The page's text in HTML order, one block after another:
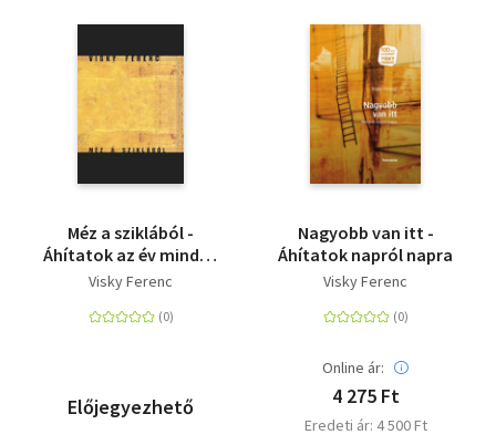
Méz a sziklából -
Áhítatok az év minden
napjára
Visky Ferenc
Előjegyezhető
Nagyobb van itt -
Áhítatok napról napra
Visky Ferenc
Online ár:
4 275 Ft
Eredeti ár: 4 500 Ft